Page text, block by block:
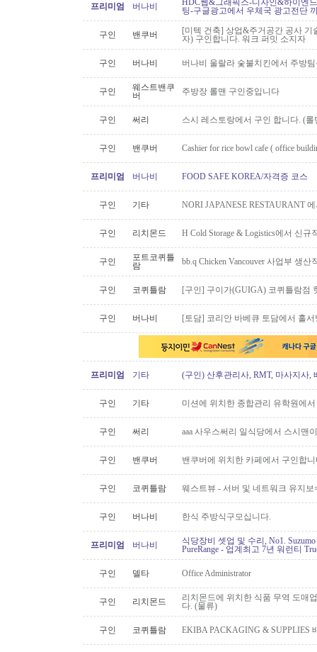
프리미엄 버나비
HDC웹&그래픽스-디자인&하이엔
팅-구글광고에서 우체국 광고전단
구인 밴쿠버
[미텍 건축] 상업&주거공간 공사
자) 구인합니다. 워크 퍼밋 소지자
구인 버나비 버나비 울랄라 숯불치킨에서 주방
구인
웨스트밴쿠
버
주방장 롤맨 구인중입니다
구인 써리 스시 레스토랑에서 구인 합니다. (롤
구인 밴쿠버 Cashier for rice bowl cafe ( office
프리미엄 버나비 FOOD SAFE KOREA/자격증 코스
구인 기타 NORI JAPANESE RESTAURANT
구인 리치몬드 H Cold Storage & Logistics에서 신규
구인
포트코퀴틀
람
bb.q Chicken Vancouver 사업부 생
구인 코퀴틀람 [구인] 구이가(GUIGA) 코퀴틀람점
구인 버나비 [토담] 코리안 바베큐 토담에서 홀
프리미엄 기타 (구인) 산후관리사, RMT, 마사지사,
구인 기타 미션에 위치한 종합관리 유학원에
구인 써리 aaa 사우스써리 일식당에서 스시맨
구인 밴쿠버 밴쿠버에 위치한 카페에서 구인합
구인 코퀴틀람 웨스트뷰 - 서버 및 네트워크 유지보
구인 버나비 한식 주방식구모십니다.
프리미엄 버나비
식당장비 셋업 및 수리, No1.
PureRange - 업계최고 7년 워런티
구인 델타 Office Administrator
구인 리치몬드
리치몬드에 위치한 식품 무역 도매
다. (물류)
구인 코퀴틀람 EKIBA PACKAGING & SUPPLIES